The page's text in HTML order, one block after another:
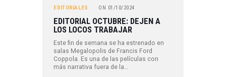
EDITORIALES ON 01/10/2024
EDITORIAL OCTUBRE: DEJEN A
LOS LOCOS TRABAJAR
Este fin de semana se ha estrenado en
salas Megalopolis de Francis Ford
Coppola. Es una de las películas con
más narrativa fuera de la…